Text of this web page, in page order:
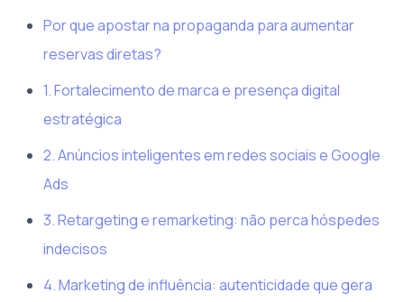
Por que apostar na propaganda para aumentar
reservas diretas?
1. Fortalecimento de marca e presença digital
estratégica
2. Anúncios inteligentes em redes sociais e Google
Ads
3. Retargeting e remarketing: não perca hóspedes
indecisos
4. Marketing de influência: autenticidade que gera